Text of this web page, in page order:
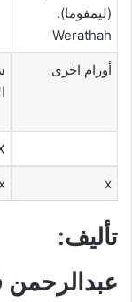
(ليمفوما).
Werathah
أورام اخرى
x
تأليف:
عبدالرحمن